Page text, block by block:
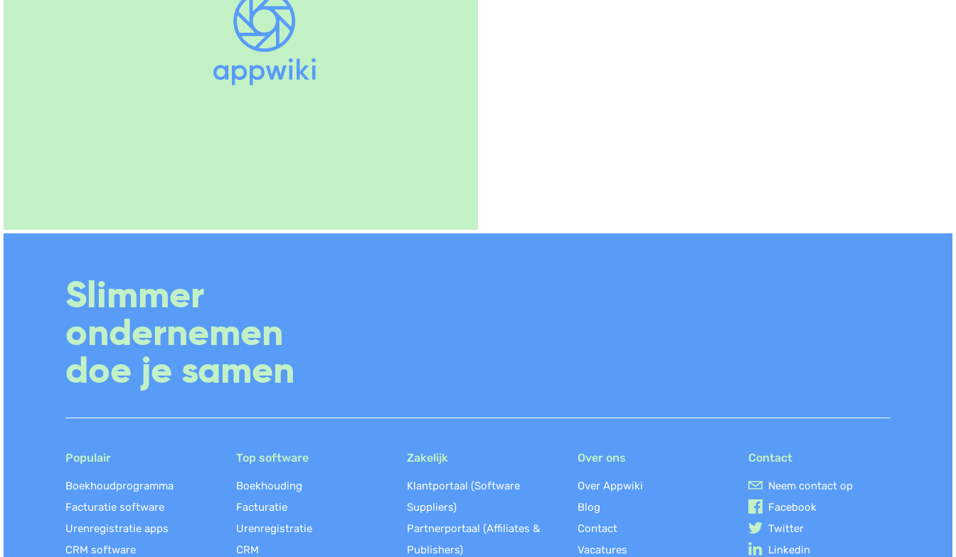
Slimmer
ondernemen
doe je samen
Populair
Boekhoudprogramma
Facturatie software
Urenregistratie apps
CRM software
Top software
Boekhouding
Facturatie
Urenregistratie
CRM
Zakelijk
Klantportaal (Software
Suppliers)
Partnerportaal (Affiliates &
Publishers)
Over ons
Over Appwiki
Blog
Contact
Vacatures
Contact
Neem contact op
Facebook
Twitter
Linkedin